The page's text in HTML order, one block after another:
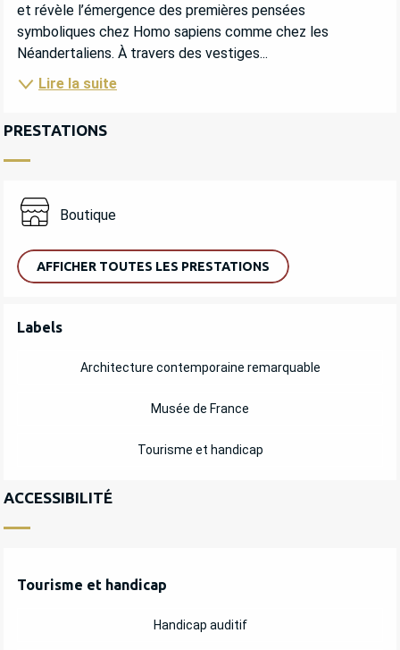
et révèle l’émergence des premières pensées
symboliques chez Homo sapiens comme chez les
Néandertaliens. À travers des vestiges...
Lire la suite
PRESTATIONS
Boutique
AFFICHER TOUTES LES PRESTATIONS
OFFRES DE PRESTATIONS
Labels
Labels
Architecture contemporaine remarquable
Musée de France
Tourisme et handicap
ACCESSIBILITÉ
Tourisme et handicap
Tourisme et handicap
Handicap auditif